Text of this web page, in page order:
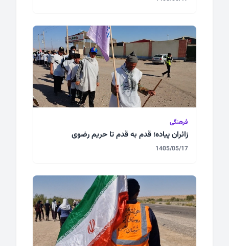
فرهنگی
زائران پیاده؛ قدم به قدم تا حریم رضوی
1405/05/17